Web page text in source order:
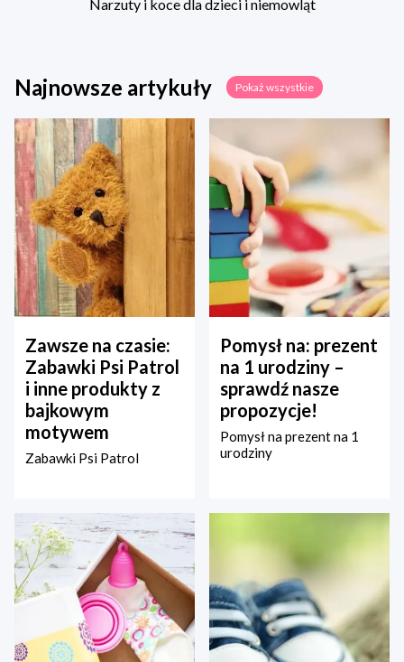
Narzuty i koce dla dzieci i niemowląt
Najnowsze artykuły Pokaż wszystkie
Zawsze na czasie:
Zabawki Psi Patrol
i inne produkty z
bajkowym
motywem
Zabawki Psi Patrol
Pomysł na: prezent
na 1 urodziny –
sprawdź nasze
propozycje!
Pomysł na prezent na 1
urodziny